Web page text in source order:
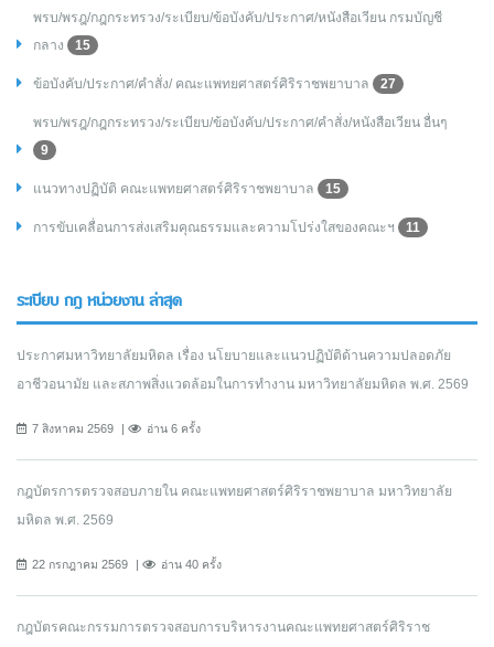
พรบ/พรฎ/กฎกระทรวง/ระเบียบ/ข้อบังคับ/ประกาศ/หนังสือเวียน กรมบัญชี
กลาง
15
ข้อบังคับ/ประกาศ/คำสั่ง/ คณะแพทยศาสตร์ศิริราชพยาบาล 27
พรบ/พรฎ/กฎกระทรวง/ระเบียบ/ข้อบังคับ/ประกาศ/คำสั่ง/หนังสือเวียน อื่นๆ
9
แนวทางปฏิบัติ คณะแพทยศาสตร์ศิริราชพยาบาล 15
การขับเคลื่อนการส่งเสริมคุณธรรมและความโปร่งใสของคณะฯ 11
ระเบียบ กฎ หน่วยงาน ล่าสุด
ประกาศมหาวิทยาลัยมหิดล เรื่อง นโยบายและแนวปฏิบัติด้านความปลอดภัย
อาชีวอนามัย และสภาพสิ่งแวดล้อมในการทำงาน มหาวิทยาลัยมหิดล พ.ศ. 2569
7 สิงหาคม 2569 อ่าน 6 ครั้ง
กฎบัตรการตรวจสอบภายใน คณะแพทยศาสตร์ศิริราชพยาบาล มหาวิทยาลัย
มหิดล พ.ศ. 2569
22 กรกฎาคม 2569 อ่าน 40 ครั้ง
กฎบัตรคณะกรรมการตรวจสอบการบริหารงานคณะแพทยศาสตร์ศิริราช